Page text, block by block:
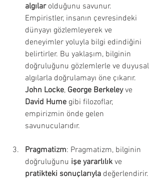
algılar olduğunu savunur.
Empiristler, insanın çevresindeki
dünyayı gözlemleyerek ve
deneyimler yoluyla bilgi edindiğini
belirtirler. Bu yaklaşım, bilginin
doğruluğunu gözlemlerle ve duyusal
algılarla doğrulamayı öne çıkarır.
John Locke, George Berkeley ve
David Hume gibi filozoflar,
empirizmin önde gelen
savunucularıdır.
Pragmatizm: Pragmatizm, bilginin
doğruluğunu işe yararlılık ve
pratikteki sonuçlarıyla değerlendirir.